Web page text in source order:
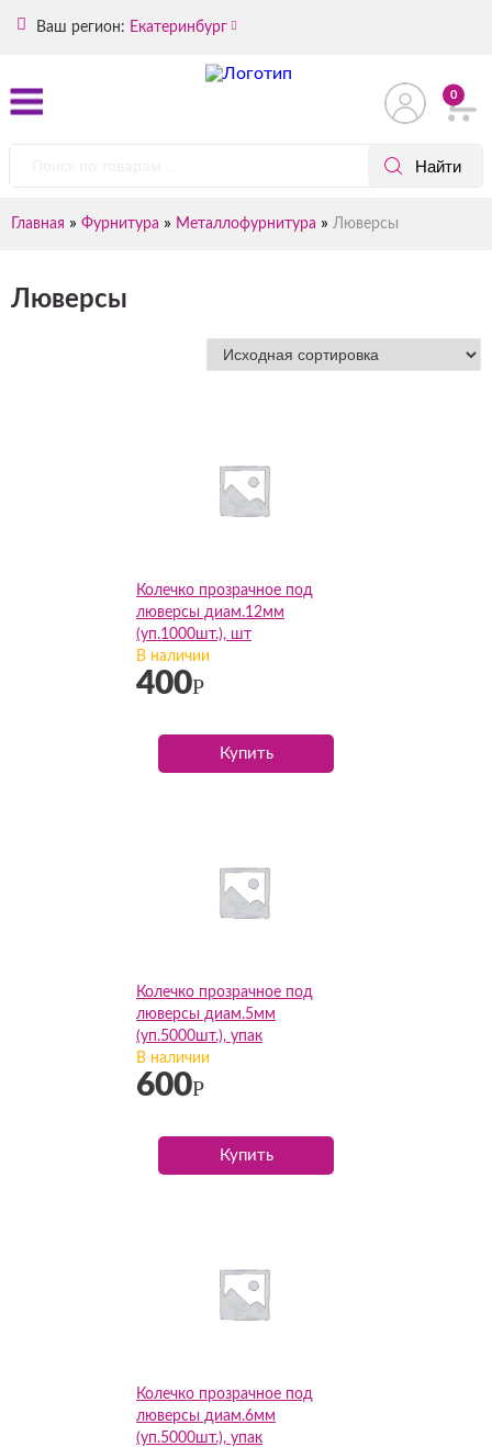
Ваш регион: Екатеринбург
0
Главная » Фурнитура » Металлофурнитура » Люверсы
Люверсы
Колечко прозрачное под
люверсы диам.12мм
(уп.1000шт.), шт
В наличии
400Р
Купить
Колечко прозрачное под
люверсы диам.5мм
(уп.5000шт.), упак
В наличии
600Р
Купить
Колечко прозрачное под
люверсы диам.6мм
(уп.5000шт.), упак